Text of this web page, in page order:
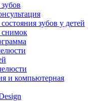
зубов у детей
и компьютерная